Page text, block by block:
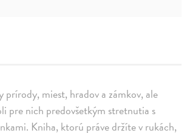
prírody, miest, hradov a zámkov, ale
pre nich predovšetkým stretnutia s
Kniha, ktorú práve držíte v rukách,